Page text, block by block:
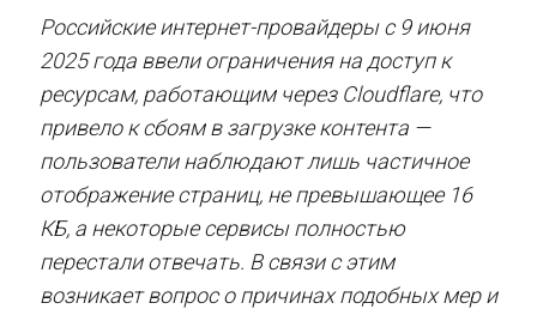
Российские интернет-провайдеры с 9 июня
2025 года ввели ограничения на доступ к
ресурсам, работающим через Cloudflare, что
привело к сбоям в загрузке контента —
пользователи наблюдают лишь частичное
отображение страниц, не превышающее 16
КБ, а некоторые сервисы полностью
перестали отвечать. В связи с этим
возникает вопрос о причинах подобных мер и